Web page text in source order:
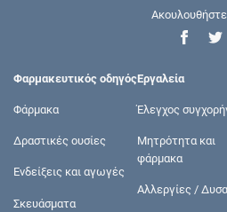
Φαρμακευτικός οδηγός
Φάρμακα
Δραστικές ουσίες
Ενδείξεις και αγωγές
Σκευάσματα
Εργαλεία
Έλεγχος
Μητρότητα και
φάρμακα
Αλλεργίες /